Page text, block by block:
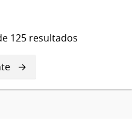
125 resultados